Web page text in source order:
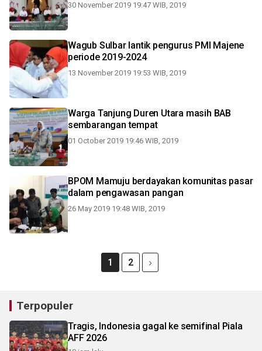
30 November 2019 19:47 WIB, 2019
Wagub Sulbar lantik pengurus PMI Majene
periode 2019-2024
13 November 2019 19:53 WIB, 2019
Warga Tanjung Duren Utara masih BAB
sembarangan tempat
01 October 2019 19:46 WIB, 2019
BPOM Mamuju berdayakan komunitas pasar
dalam pengawasan pangan
26 May 2019 19:48 WIB, 2019
1 2
Terpopuler
Tragis, Indonesia gagal ke semifinal Piala
AFF 2026